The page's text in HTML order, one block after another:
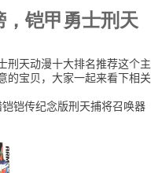
铠甲勇士刑天
刑天动漫十大排名推荐这个主
的宝贝，大家一起来看下相关
铠传纪念版刑天捕将召唤器